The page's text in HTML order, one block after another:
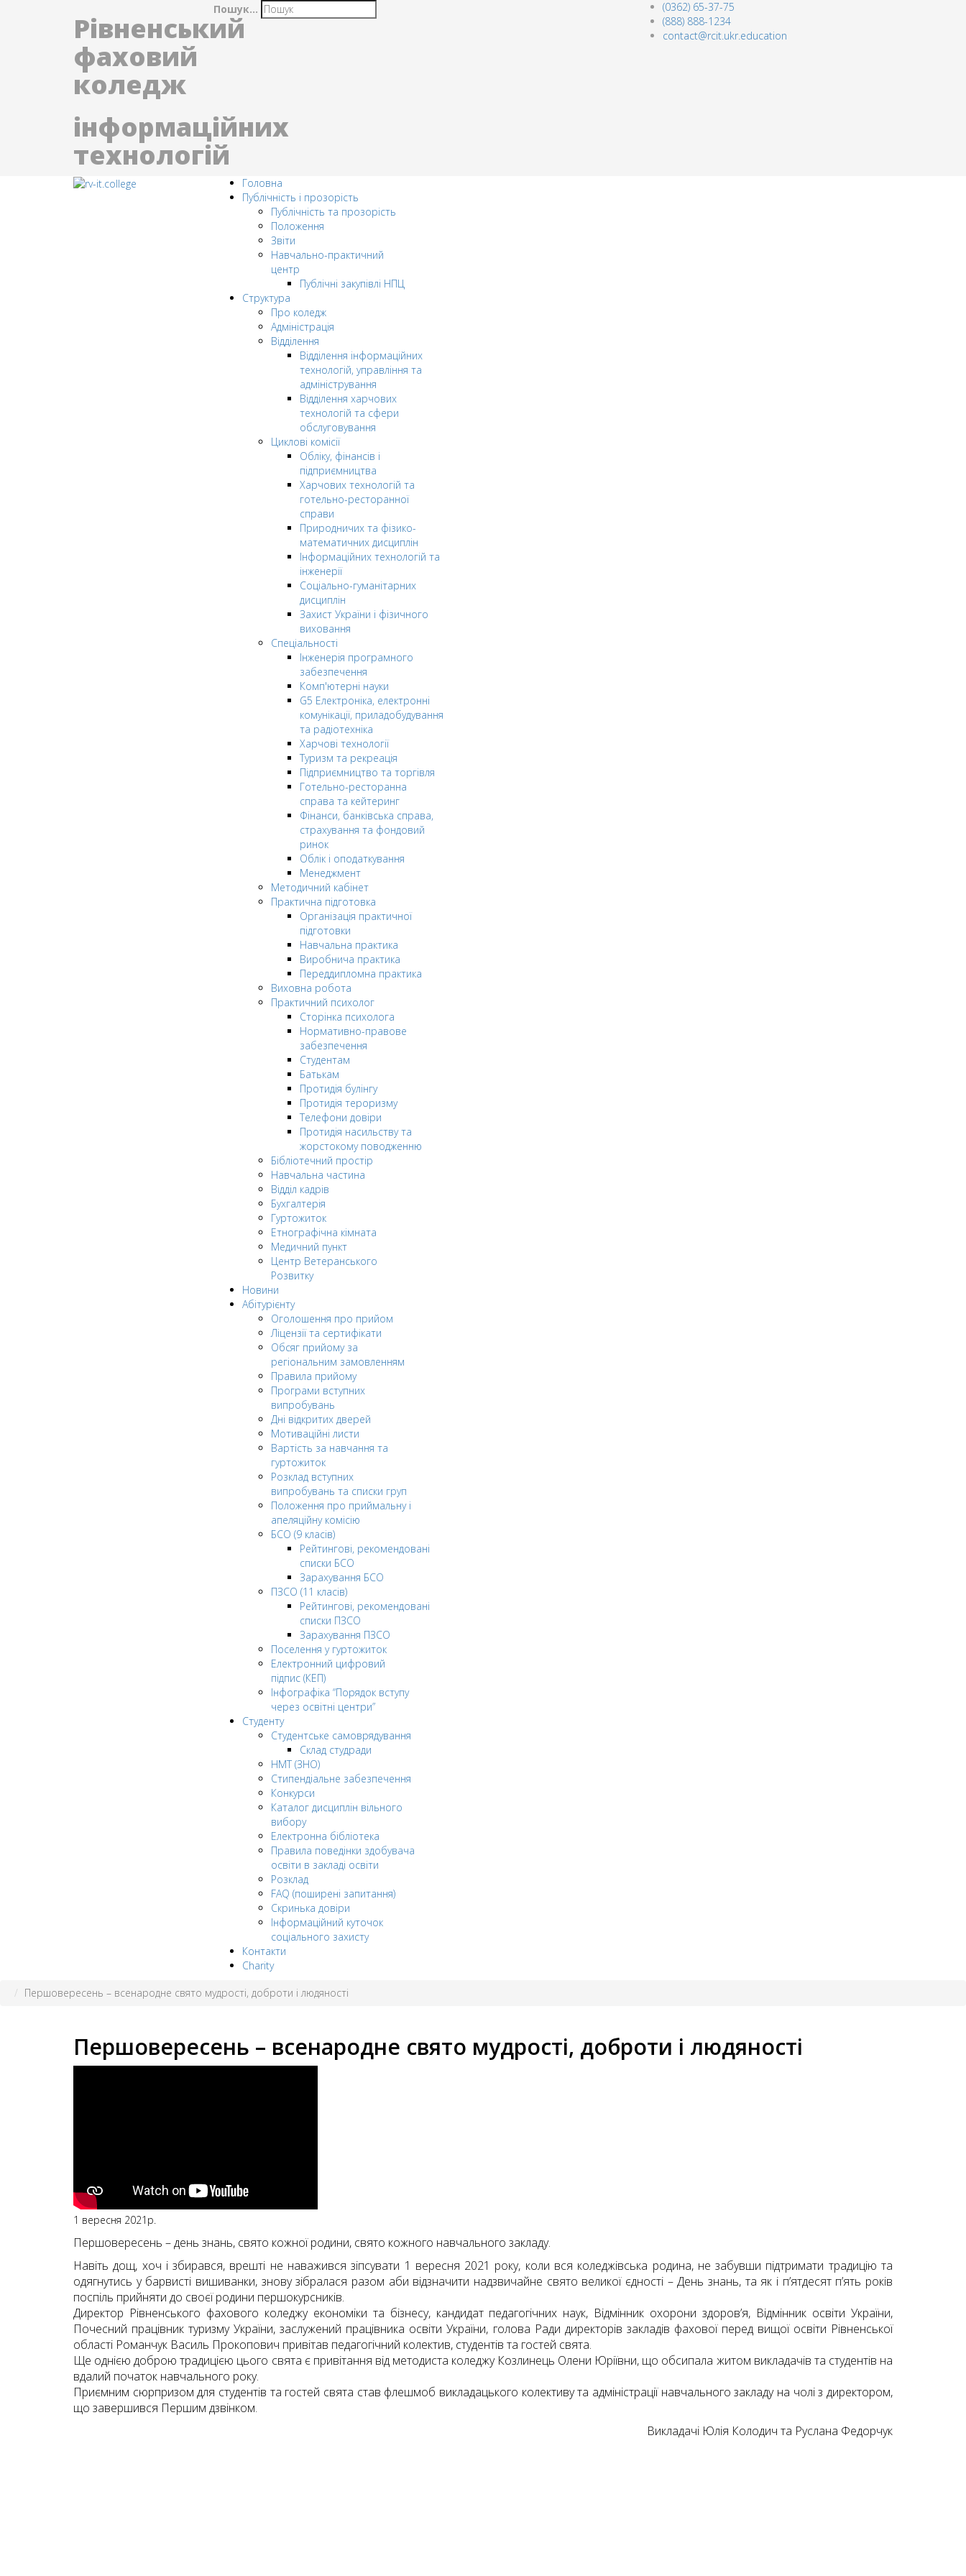
Рівненський
фаховий
коледж
інформаційних
технологій
Пошук...
(0362) 65-37-75
(888) 888-1234
contact@rcit.ukr.education
Головна
Публічність і прозорість
Публічність та прозорість
Положення
Звіти
Навчально-практичний
центр
Публічні закупівлі НПЦ
Структура
Про коледж
Адміністрація
Відділення
Відділення інформаційних
технологій, управління та
адміністрування
Відділення харчових
технологій та сфери
обслуговування
Циклові комісії
Обліку, фінансів і
підприємництва
Харчових технологій та
готельно-ресторанної
справи
Природничих та фізико-
математичних дисциплін
Інформаційних технологій та
інженерії
Соціально-гуманітарних
дисциплін
Захист України і фізичного
виховання
Спеціальності
Інженерія програмного
забезпечення
Комп'ютерні науки
G5 Електроніка, електронні
комунікації, приладобудування
та радіотехніка
Харчові технології
Туризм та рекреація
Підприємництво та торгівля
Готельно-ресторанна
справа та кейтеринг
Фінанси, банківська справа,
страхування та фондовий
ринок
Облік і оподаткування
Менеджмент
Методичний кабінет
Практична підготовка
Організація практичної
підготовки
Навчальна практика
Виробнича практика
Переддипломна практика
Виховна робота
Практичний психолог
Сторінка психолога
Нормативно-правове
забезпечення
Студентам
Батькам
Протидія булінгу
Протидія тероризму
Телефони довіри
Протидія насильству та
жорстокому поводженню
Бібліотечний простір
Навчальна частина
Відділ кадрів
Бухгалтерія
Гуртожиток
Етнографічна кімната
Медичний пункт
Центр Ветеранського
Розвитку
Новини
Абітурієнту
Оголошення про прийом
Ліцензії та сертифікати
Обсяг прийому за
регіональним замовленням
Правила прийому
Програми вступних
випробувань
Дні відкритих дверей
Мотиваційні листи
Вартість за навчання та
гуртожиток
Розклад вступних
випробувань та списки груп
Положення про приймальну і
апеляційну комісію
БСО (9 класів)
Рейтингові, рекомендовані
списки БСО
Зарахування БСО
ПЗСО (11 класів)
Рейтингові, рекомендовані
списки ПЗСО
Зарахування ПЗСО
Поселення у гуртожиток
Електронний цифровий
підпис (КЕП)
Інфографіка “Порядок вступу
через освітні центри”
Студенту
Студентське самоврядування
Склад студради
НМТ (ЗНО)
Стипендіальне забезпечення
Конкурси
Каталог дисциплін вільного
вибору
Електронна бібліотека
Правила поведінки здобувача
освіти в закладі освіти
Розклад
FAQ (поширені запитання)
Скринька довіри
Інформаційний куточок
соціального захисту
Контакти
Charity
Першовересень – всенародне свято мудрості, доброти і людяності
Першовересень – всенародне свято мудрості, доброти і людяності
1 вересня 2021р.
Першовересень – день знань, свято кожної родини, свято кожного навчального закладу.
Навіть дощ, хоч і збирався, врешті не наважився зіпсувати 1 вересня 2021 року, коли вся коледжівська родина, не забувши підтримати традицію та
одягнутись у барвисті вишиванки, знову зібралася разом аби відзначити надзвичайне свято великої єдності – День знань, та як і п’ятдесят п’ять років
поспіль прийняти до своєї родини першокурсників.
Директор Рівненського фахового коледжу економіки та бізнесу, кандидат педагогічних наук, Відмінник охорони здоров’я, Відмінник освіти України,
Почесний працівник туризму України, заслужений працівника освіти України, голова Ради директорів закладів фахової перед вищої освіти Рівненської
області Романчук Василь Прокопович привітав педагогічний колектив, студентів та гостей свята.
Ще однією доброю традицією цього свята є привітання від методиста коледжу Козлинець Олени Юріївни, що обсипала житом викладачів та студентів на
вдалий початок навчального року.
Приємним сюрпризом для студентів та гостей свята став флешмоб викладацького колективу та адміністрації навчального закладу на чолі з директором,
що завершився Першим дзвінком.
Викладачі Юлія Колодич та Руслана Федорчук